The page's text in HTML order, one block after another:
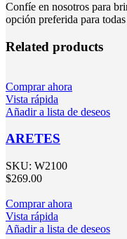
Confíe en nosotros para
opción preferida para
Related products
Comprar ahora
Vista rápida
Añadir a lista de deseos
ARETES
SKU: W2100
$269.00
Comprar ahora
Vista rápida
Añadir a lista de deseos